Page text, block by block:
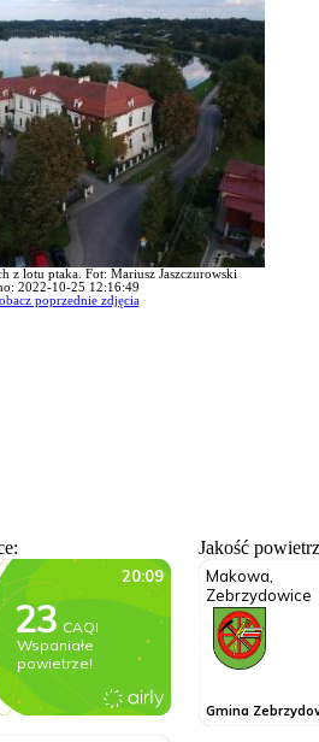
z lotu ptaka. Fot: Mariusz Jaszczurowski
2022-10-25 12:16:49
poprzednie zdjęcia
Jakość